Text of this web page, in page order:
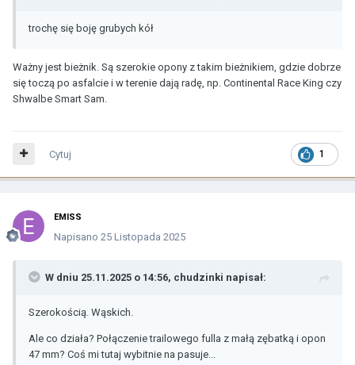
trochę się boję grubych kół
Ważny jest bieżnik. Są szerokie opony z takim bieżnikiem, gdzie dobrze
się toczą po asfalcie i w terenie dają radę, np. Continental Race King czy
Shwalbe Smart Sam.
1
Cytuj
EMISS
Napisano 25 Listopada 2025
W dniu 25.11.2025 o 14:56, chudzinki napisał:
Szerokością. Wąskich.
Ale co działa? Połączenie trailowego fulla z małą zębatką i opon
47 mm? Coś mi tutaj wybitnie na pasuje...